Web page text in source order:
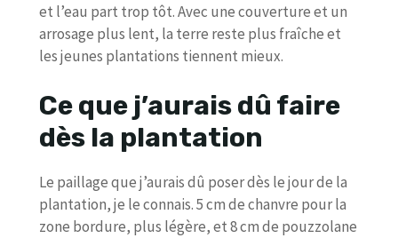
et l’eau part trop tôt. Avec une couverture et un
arrosage plus lent, la terre reste plus fraîche et
les jeunes plantations tiennent mieux.
Ce que j’aurais dû faire
dès la plantation
Le paillage que j’aurais dû poser dès le jour de la
plantation, je le connais. 5 cm de chanvre pour la
zone bordure, plus légère, et 8 cm de pouzzolane